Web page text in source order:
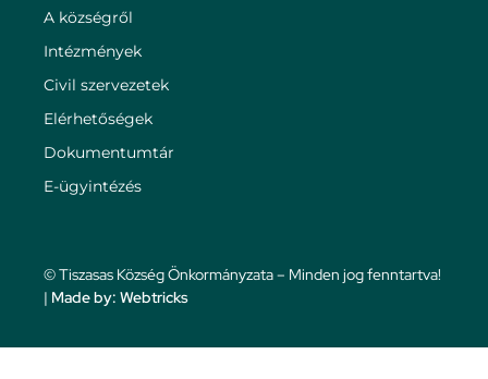
A községről
Intézmények
Civil szervezetek
Elérhetőségek
Dokumentumtár
E-ügyintézés
© Tiszasas Község Önkormányzata – Minden jog fenntartva!
| Made by: Webtricks